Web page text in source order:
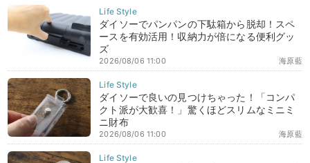
ダイソーでパンパンの下駄箱から脱却！スペ
ースを有効活用！収納力が倍になる便利グッ
ズ
海原藍
2026/08/06 11:00
ダイソーで良いの見つけちゃった！「コンパ
クト派が大歓喜！」驚くほどスリムなミニミ
ニ財布
海原藍
2026/08/06 11:00